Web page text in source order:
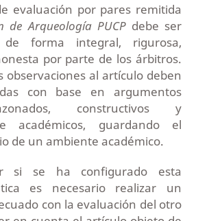
evaluación por pares remitida
de Arqueología PUCPdebe ser
de forma integral, rigurosa,
por parte de los árbitros.
observaciones al artículo deben
con base en argumentos
constructivos y
académicos, guardando el
de un ambiente académico.
si se ha configurado esta
es necesario realizar un
con la evaluación del otro